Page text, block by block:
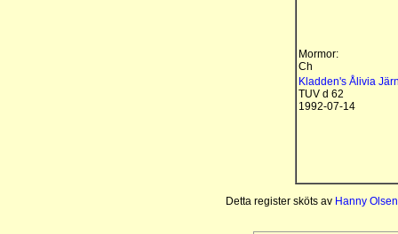
Mormor:
Ch
Kladden's Ålivia
TUV d 62
1992-07-14
Detta register sköts av Hanny Olsen